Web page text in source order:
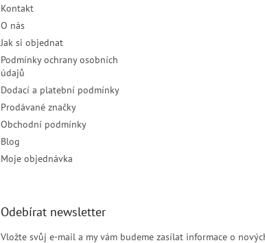
Kontakt
O nás
Jak si objednat
Podmínky ochrany osobních
údajů
Dodací a platební podmínky
Prodávané značky
Obchodní podmínky
Blog
Moje objednávka
Odebírat newsletter
Vložte svůj e-mail a my vám budeme zasílat informace o